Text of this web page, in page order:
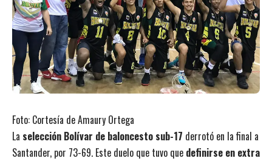
Foto: Cortesía de Amaury Ortega
La selección Bolívar de baloncesto sub-17 derrotó en la final a
Santander, por 73-69. Este duelo que tuvo que definirse en extra